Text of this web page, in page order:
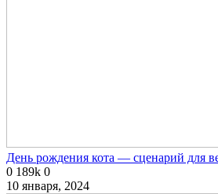
День рождения кота — сценарий для
0 189k 0
10 января, 2024